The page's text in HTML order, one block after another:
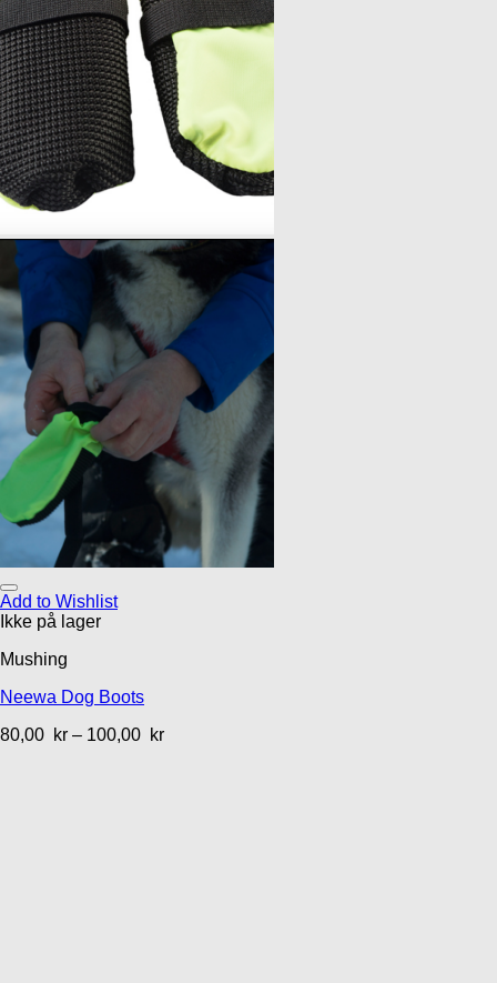
Add to Wishlist
Ikke på lager
Mushing
Neewa Dog Boots
80,00 kr – 100,00 kr